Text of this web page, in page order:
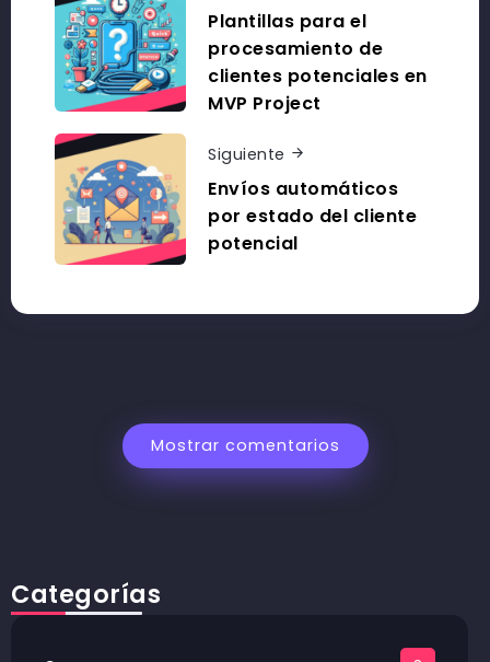
Plantillas para el
procesamiento de
clientes potenciales en
MVP Project
Siguiente
Envíos automáticos
por estado del cliente
potencial
Mostrar comentarios
Categorías